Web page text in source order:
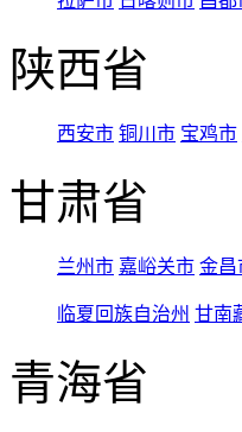
陕西省
西安市 铜川市 宝鸡市
甘肃省
兰州市 嘉峪关市 金昌
临夏回族自治州 甘南
青海省